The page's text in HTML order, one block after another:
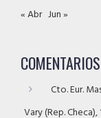
« Abr Jun »
Cto. Eur.
Vary (Rep.